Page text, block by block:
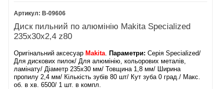
B-09606
Диск пильний по алюмінію Makita Specialized
235х30х2,4 z80
Оригінальний аксесуар Makita. Параметри: Серія Specialized/
Для дискових пилок/ Для алюмінію, кольорових металів,
ламінату/ Діаметр 235х30 мм/ Товщина 1,8 мм/ Ширина
пропилу 2,4 мм/ Кількість зубів 80 шт/ Кут зуба 0 град./ Макс.
об. в хв. 6500/ 1 шт. в компл.